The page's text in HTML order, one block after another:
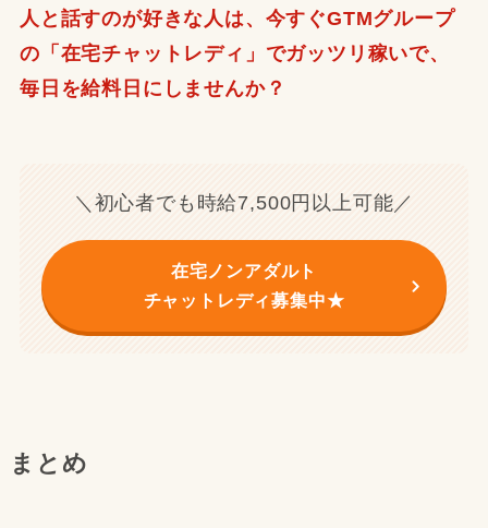
人と話すのが好きな人は、今すぐGTMグループ
の「在宅チャットレディ」でガッツリ稼いで、
毎日を給料日にしませんか？
＼初心者でも時給7,500円以上可能／
在宅ノンアダルト
チャットレディ募集中★
まとめ